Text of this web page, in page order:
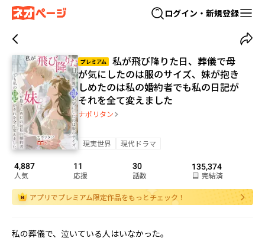
ログイン・新規登録
プレミアム
私が飛び降りた日、葬儀で母
が気にしたのは服のサイズ、妹が抱き
しめたのは私の婚約者――でも私の日記が
それを全て変えました
ナポリタン
現実世界 現代ドラマ
4,887
人気
11
応援
30
話数
135,374
完結済
アプリでプレミアム限定作品をもっとチェック！
私の葬儀で、泣いている人はいなかった。